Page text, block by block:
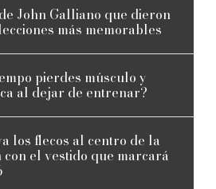
John Galliano que dieron
más memorables
pierdes músculo y
al dejar de entrenar?
los flecos al centro de la
con el vestido que marcará